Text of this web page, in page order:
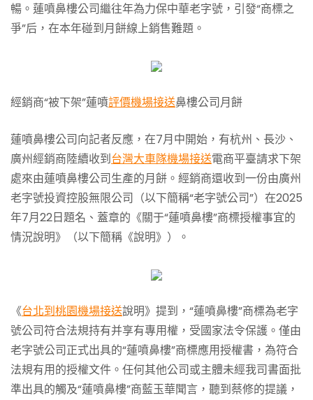
暢。蓮噴鼻樓公司繼往年為力保中華老字號，引發“商標之
爭”后，在本年碰到月餅線上銷售難題。
經銷商“被下架”蓮噴評價機場接送鼻樓公司月餅
蓮噴鼻樓公司向記者反應，在7月中開始，有杭州、長沙、
廣州經銷商陸續收到台灣大車隊機場接送電商平臺請求下架
處來由蓮噴鼻樓公司生產的月餅。經銷商還收到一份由廣州
老字號投資控股無限公司（以下簡稱“老字號公司”）在2025
年7月22日題名、蓋章的《關于“蓮噴鼻樓”商標授權事宜的
情況說明》（以下簡稱《說明》）。
《台北到桃園機場接送說明》提到，“蓮噴鼻樓”商標為老字
號公司符合法規持有并享有專用權，受國家法令保護。僅由
老字號公司正式出具的“蓮噴鼻樓”商標應用授權書，為符合
法規有用的授權文件。任何其他公司或主體未經我司書面批
準出具的觸及“蓮噴鼻樓”商藍玉華聞言，聽到蔡修的提議，